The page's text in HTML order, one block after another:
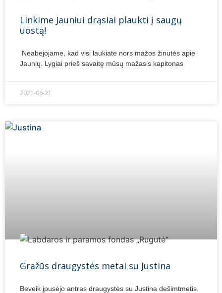
Linkime Jauniui drąsiai plaukti į saugų
uostą!
Neabejojame, kad visi laukiate nors mažos žinutės apie
Jaunių. Lygiai prieš savaitę mūsų mažasis kapitonas
2021-06-21
Gražūs draugystės metai su Justina
Beveik įpusėjo antras draugystės su Justina dešimtmetis.